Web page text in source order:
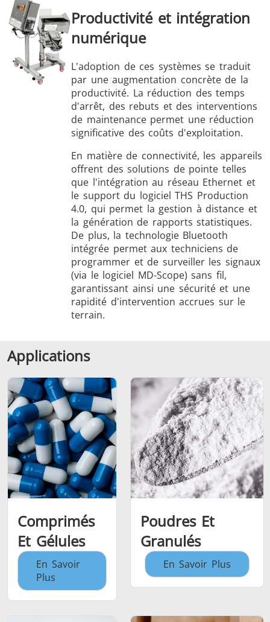
Productivité et intégration
numérique
L'adoption de ces systèmes se traduit
par une augmentation concrète de la
productivité. La réduction des temps
d'arrêt, des rebuts et des interventions
de maintenance permet une réduction
significative des coûts d'exploitation.
En matière de connectivité, les appareils
offrent des solutions de pointe telles
que l'intégration au réseau Ethernet et
le support du logiciel THS Production
4.0, qui permet la gestion à distance et
la génération de rapports statistiques.
De plus, la technologie Bluetooth
intégrée permet aux techniciens de
programmer et de surveiller les signaux
(via le logiciel MD-Scope) sans fil,
garantissant ainsi une sécurité et une
rapidité d'intervention accrues sur le
terrain.
Applications
Comprimés
Et Gélules
En Savoir
Plus
Poudres Et
Granulés
En Savoir Plus